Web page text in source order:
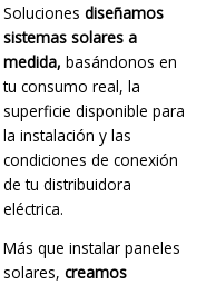
Soluciones diseñamos
sistemas solares a
medida, basándonos en
tu consumo real, la
superficie disponible para
la instalación y las
condiciones de conexión
de tu distribuidora
eléctrica.
Más que instalar paneles
solares, creamos